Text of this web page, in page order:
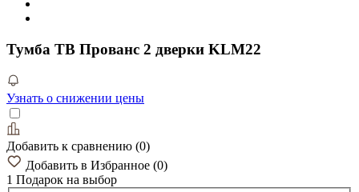
Тумба ТВ Прованс 2 дверки KLM22
Узнать о снижении цены
Добавить к сравнению (0)
Добавить в Избранное (0)
1 Подарок на выбор